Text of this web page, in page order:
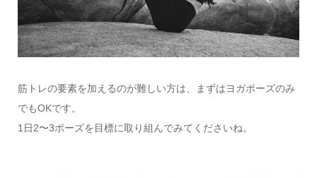
筋トレの要素を加えるのが難しい方は、まずはヨガポーズのみ
でもOKです。
1日2〜3ポーズを目標に取り組んでみてくださいね。